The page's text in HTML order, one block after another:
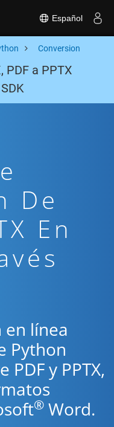
Español
Conversion
PDF a PPTX
De
En
en línea
Python
y PPTX,
® Word.